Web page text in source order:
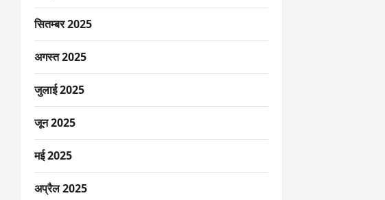
सितम्बर 2025
अगस्त 2025
जुलाई 2025
जून 2025
मई 2025
अप्रैल 2025